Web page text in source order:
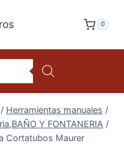
0
/ Herramientas manuales /
Y FONTANERIA /
Cortatubos Maurer